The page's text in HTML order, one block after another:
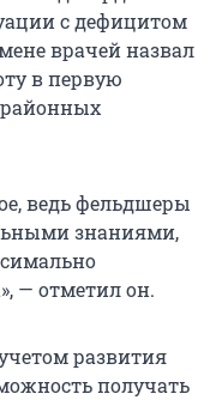
с дефицитом
врачей назвал
в первую
ведь фельдшеры
знаниями,
— отметил он.
развития
получать